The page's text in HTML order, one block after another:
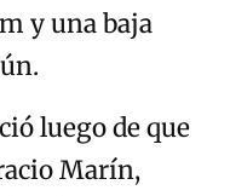
y una baja
luego de que
Marín,